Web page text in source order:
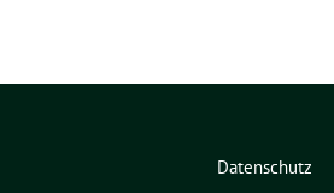
Datenschutz